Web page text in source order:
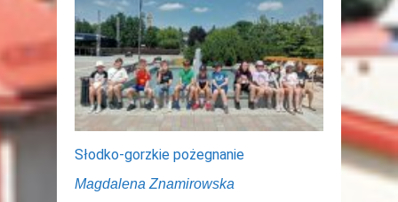
Słodko-gorzkie pożegnanie
Magdalena Znamirowska